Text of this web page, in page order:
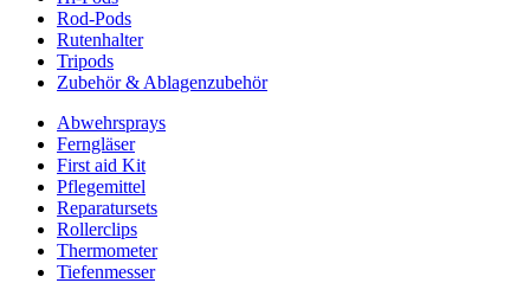
Rod-Pods
Rutenhalter
Tripods
Zubehör & Ablagenzubehör
Abwehrsprays
Ferngläser
First aid Kit
Pflegemittel
Reparatursets
Rollerclips
Thermometer
Tiefenmesser